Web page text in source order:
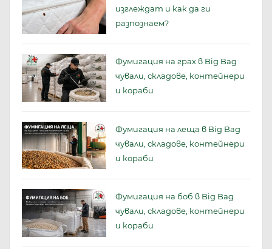
изглеждат и как да ги
разпознаем?
Фумигация на грах в Big Bag
чували, складове, контейнери
и кораби
Фумигация на леща в Big Bag
чували, складове, контейнери
и кораби
Фумигация на боб в Big Bag
чували, складове, контейнери
и кораби